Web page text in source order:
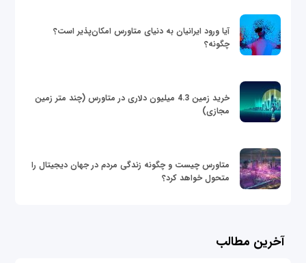
آیا ورود ایرانیان به دنیای متاورس امکان‌پذیر است؟
چگونه؟
خرید زمین 4.3 میلیون دلاری در متاورس (چند متر زمین
مجازی)
متاورس چیست و چگونه زندگی مردم در جهان دیجیتال را
متحول خواهد کرد؟
آخرین مطالب